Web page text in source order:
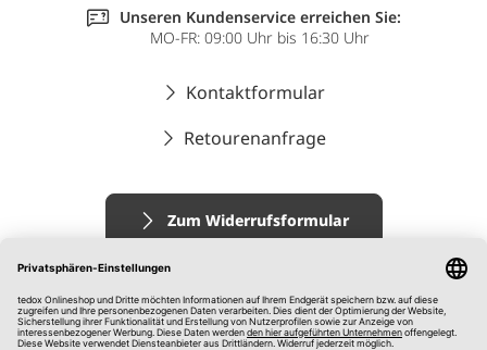
Unseren Kundenservice erreichen Sie:
MO-FR: 09:00 Uhr bis 16:30 Uhr
Kontaktformular
Retourenanfrage
Zum Widerrufsformular
Impressum